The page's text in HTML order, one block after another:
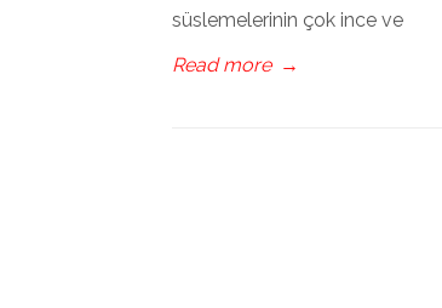
süslemelerinin çok ince ve
Read more →